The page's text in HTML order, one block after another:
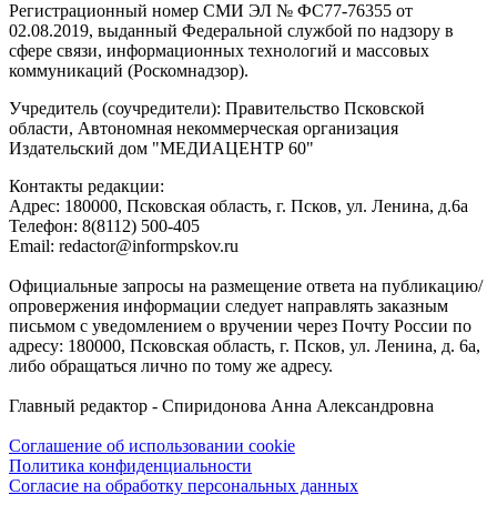
Регистрационный номер СМИ ЭЛ № ФС77-76355 от
02.08.2019, выданный Федеральной службой по надзору в
сфере связи, информационных технологий и массовых
коммуникаций (Роскомнадзор).
Учредитель (соучредители): Правительство Псковской
области, Автономная некоммерческая организация
Издательский дом "МЕДИАЦЕНТР 60"
Контакты редакции:
Адреc: 180000, Псковская область, г. Псков, ул. Ленина, д.6а
Телефон: 8(8112) 500-405
Email: redactor@informpskov.ru
Официальные запросы на размещение ответа на публикацию/
опровержения информации следует направлять заказным
письмом с уведомлением о вручении через Почту России по
адресу: 180000, Псковская область, г. Псков, ул. Ленина, д. 6а,
либо обращаться лично по тому же адресу.
Главный редактор - Спиридонова Анна Александровна
Соглашение об использовании cookie
Политика конфиденциальности
Согласие на обработку персональных данных